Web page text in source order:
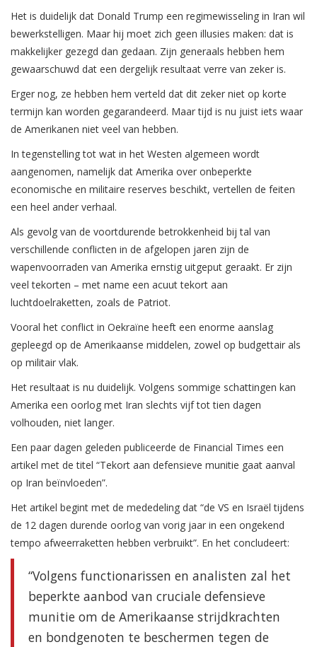
Het is duidelijk dat Donald Trump een regimewisseling in Iran wil
bewerkstelligen. Maar hij moet zich geen illusies maken: dat is
makkelijker gezegd dan gedaan. Zijn generaals hebben hem
gewaarschuwd dat een dergelijk resultaat verre van zeker is.
Erger nog, ze hebben hem verteld dat dit zeker niet op korte
termijn kan worden gegarandeerd. Maar tijd is nu juist iets waar
de Amerikanen niet veel van hebben.
In tegenstelling tot wat in het Westen algemeen wordt
aangenomen, namelijk dat Amerika over onbeperkte
economische en militaire reserves beschikt, vertellen de feiten
een heel ander verhaal.
Als gevolg van de voortdurende betrokkenheid bij tal van
verschillende conflicten in de afgelopen jaren zijn de
wapenvoorraden van Amerika ernstig uitgeput geraakt. Er zijn
veel tekorten – met name een acuut tekort aan
luchtdoelraketten, zoals de Patriot.
Vooral het conflict in Oekraïne heeft een enorme aanslag
gepleegd op de Amerikaanse middelen, zowel op budgettair als
op militair vlak.
Het resultaat is nu duidelijk. Volgens sommige schattingen kan
Amerika een oorlog met Iran slechts vijf tot tien dagen
volhouden, niet langer.
Een paar dagen geleden publiceerde de Financial Times een
artikel met de titel “Tekort aan defensieve munitie gaat aanval
op Iran beïnvloeden”.
Het artikel begint met de mededeling dat “de VS en Israël tijdens
de 12 dagen durende oorlog van vorig jaar in een ongekend
tempo afweerraketten hebben verbruikt”. En het concludeert:
“Volgens functionarissen en analisten zal het
beperkte aanbod van cruciale defensieve
munitie om de Amerikaanse strijdkrachten
en bondgenoten te beschermen tegen de